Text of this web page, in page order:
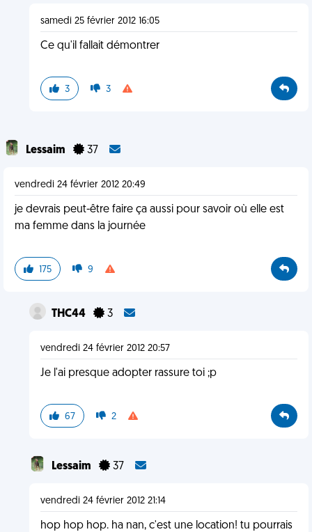
samedi 25 février 2012 16:05
Ce qu'il fallait démontrer
3 3
Lessaim 37
vendredi 24 février 2012 20:49
je devrais peut-être faire ça aussi pour savoir où elle est
ma femme dans la journée
175 9
THC44 3
vendredi 24 février 2012 20:57
Je l'ai presque adopter rassure toi ;p
67 2
Lessaim 37
vendredi 24 février 2012 21:14
hop hop hop. ha nan, c'est une location! tu pourrais